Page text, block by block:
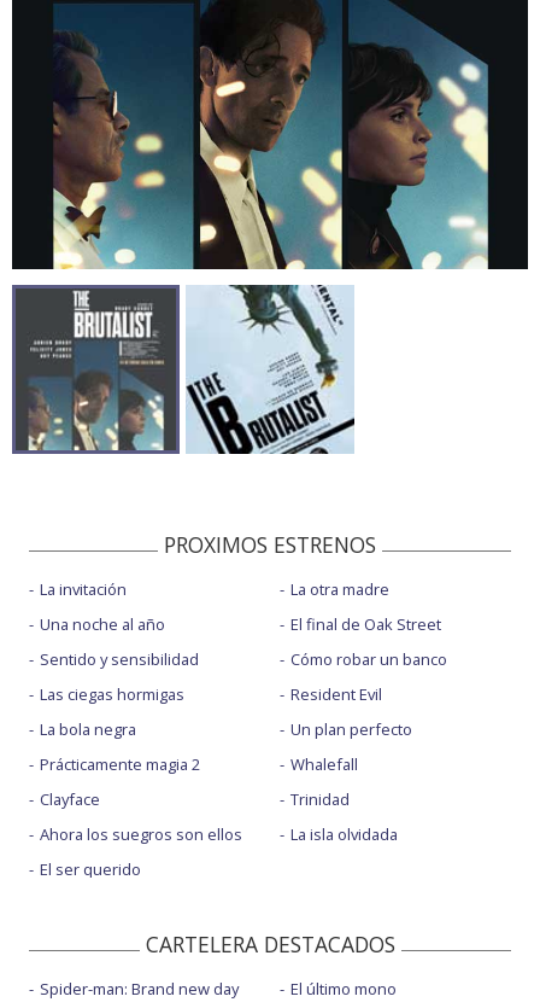
PROXIMOS ESTRENOS
La invitación
Una noche al año
Sentido y sensibilidad
Las ciegas hormigas
La bola negra
Prácticamente magia 2
Clayface
Ahora los suegros son ellos
El ser querido
La otra madre
El final de Oak Street
Cómo robar un banco
Resident Evil
Un plan perfecto
Whalefall
Trinidad
La isla olvidada
CARTELERA DESTACADOS
Spider-man: Brand new day
El último mono